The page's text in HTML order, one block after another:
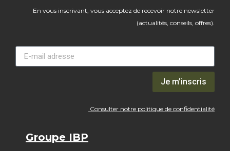
En vous inscrivant, vous acceptez de recevoir notre newsletter
(actualités, conseils, offres).
Je m’inscris
Consulter notre politique de confidentialité
Groupe IBP